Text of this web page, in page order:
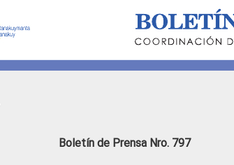
Boletín de Prensa Nro. 797